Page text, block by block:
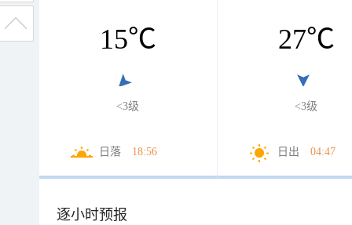
15℃
<3级
日落 18:56
27℃
<3级
日出 04:47
逐小时预报